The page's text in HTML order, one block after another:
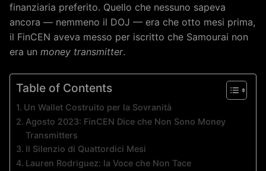
finanziaria preferito. Quello che nessuno sapeva
ancora — nemmeno il DOJ — era che otto mesi prima,
il FinCEN aveva messo per iscritto che Samourai non
era un money transmitter.
Table of Contents
Un Wallet Costruito per la Sovranità
Agosto 2023: FinCEN Dice che Non Sono Money
Transmitters
Il Silenzio di Quattordici Mesi
Lauren Rodriguez: la Voce che Non Tace